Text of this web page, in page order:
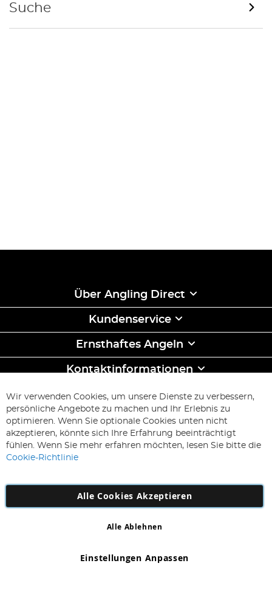
Suche
Über Angling Direct
Kundenservice
Ernsthaftes Angeln
Kontaktinformationen
ABONNIEREN & SPAREN
Melden
Sie
unseren
Newsletter
Abonnieren
Firmennummer: 863029607
Wir verwenden Cookies, um unsere Dienste zu verbessern,
persönliche Angebote zu machen und Ihr Erlebnis zu
optimieren. Wenn Sie optionale Cookies unten nicht
akzeptieren, könnte sich Ihre Erfahrung beeinträchtigt
fühlen. Wenn Sie mehr erfahren möchten, lesen Sie bitte die
Cookie-Richtlinie
Alle Cookies Akzeptieren
Einstellungen Anpassen
Alle Ablehnen